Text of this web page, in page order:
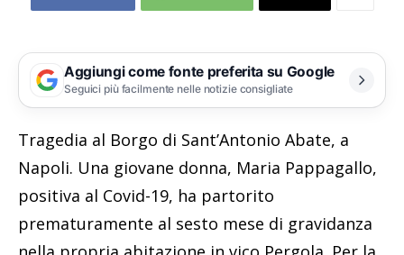
Aggiungi come fonte preferita su Google
Seguici più facilmente nelle notizie consigliate
Tragedia al Borgo di Sant’Antonio Abate, a
Napoli. Una giovane donna, Maria Pappagallo,
positiva al Covid-19, ha partorito
prematuramente al sesto mese di gravidanza